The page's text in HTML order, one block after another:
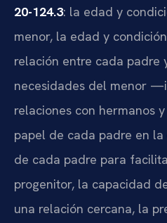
20-124.3: la edad y
menor, la edad y
relación entre cada padre
necesidades del menor
relaciones con hermanos
papel de cada padre en
de cada padre para
progenitor, la capacidad
una relación cercana, la